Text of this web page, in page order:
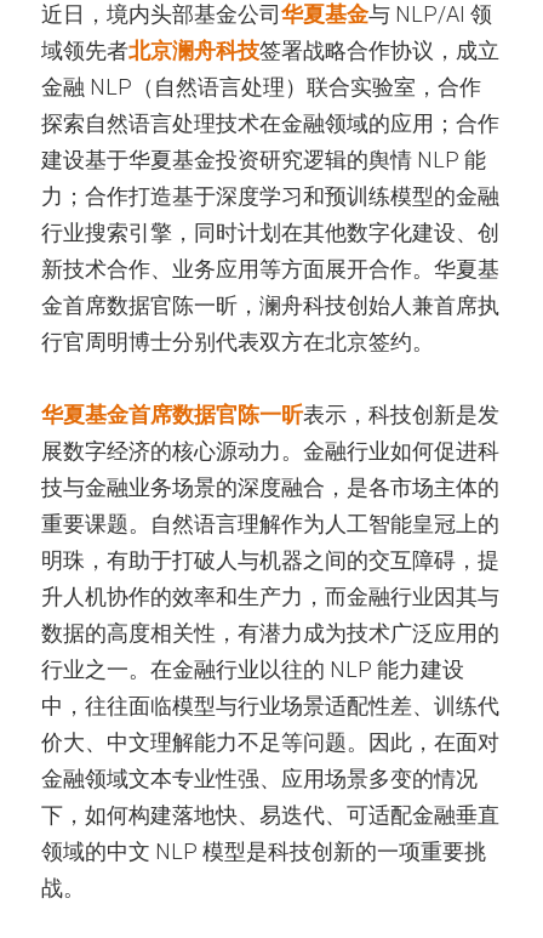
加入我们
近日，境内头部基金公司华夏基金与 NLP/AI 领
域领先者北京澜舟科技签署战略合作协议，成立
金融 NLP（自然语言处理）联合实验室，合作
探索自然语言处理技术在金融领域的应用；合作
建设基于华夏基金投资研究逻辑的舆情 NLP 能
力；合作打造基于深度学习和预训练模型的金融
行业搜索引擎，同时计划在其他数字化建设、创
新技术合作、业务应用等方面展开合作。华夏基
金首席数据官陈一昕，澜舟科技创始人兼首席执
行官周明博士分别代表双方在北京签约。
华夏基金首席数据官陈一昕表示，科技创新是发
展数字经济的核心源动力。金融行业如何促进科
技与金融业务场景的深度融合，是各市场主体的
重要课题。自然语言理解作为人工智能皇冠上的
明珠，有助于打破人与机器之间的交互障碍，提
升人机协作的效率和生产力，而金融行业因其与
数据的高度相关性，有潜力成为技术广泛应用的
行业之一。在金融行业以往的 NLP 能力建设
中，往往面临模型与行业场景适配性差、训练代
价大、中文理解能力不足等问题。因此，在面对
金融领域文本专业性强、应用场景多变的情况
下，如何构建落地快、易迭代、可适配金融垂直
领域的中文 NLP 模型是科技创新的一项重要挑
战。